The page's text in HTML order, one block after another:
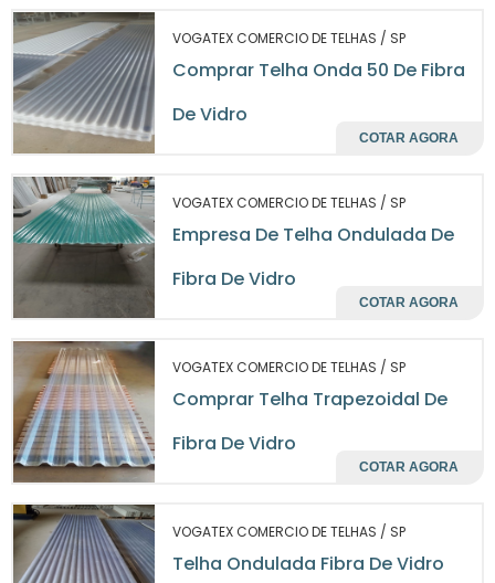
DIVERSIFICADAS NO SETOR
B2B
Astelhas onduladas de fibra de vidro
ideais para uma variedade de aplicações
armazéns até construções agrícolas, sua
versatilidade permite que sejam empregadas
tanto em projetos novos quanto em reformas.
O uso em estufas também é bastante
comum, uma vez que a transparência do
essencial para o cultivo de plantas.
Além disso, a estética das telhas de fibra de
vidro, com suas diferentes opções de cores e
acabamentos, facilita a integração com o
design arquitetônico do local. Isso representa
uma oportunidade de valorizar a aparência
da sua obra, proporcionando um visual
moderno e funcional.
VOGATEX COMERCIO DE TELHAS / SP
Comprar Telha Onda 50 De Fibra
De Vidro
COTAR AGORA
VOGATEX COMERCIO DE TELHAS / SP
Empresa De Telha Ondulada De
Fibra De Vidro
COTAR AGORA
VOGATEX COMERCIO DE TELHAS / SP
Comprar Telha Trapezoidal De
Fibra De Vidro
COTAR AGORA
VOGATEX COMERCIO DE TELHAS / SP
Telha Ondulada Fibra De Vidro